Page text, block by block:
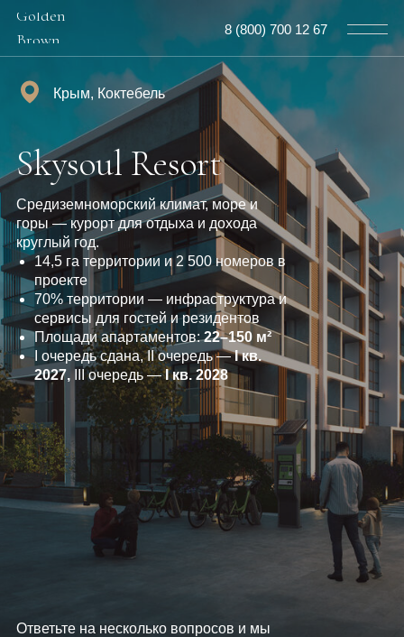
Golden
Brown
Skysoul Resort
Ответьте на несколько вопросов и мы
Средиземноморский климат, море и
горы — курорт для отдыха и дохода
круглый год.
14,5 га территории и 2 500 номеров в
проекте
70% территории — инфраструктура и
сервисы для гостей и резидентов
Площади апартаментов:22–150 м²
I очередь сдана, II очередь —I кв.
2027,III очередь —I кв. 2028
8 (800) 700 12 67
Крым, Коктебель